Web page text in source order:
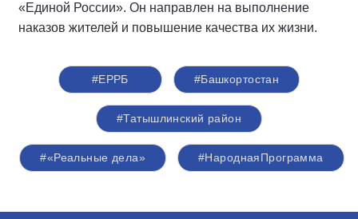
«Единой России». Он направлен на выполнение
наказов жителей и повышение качества их жизни.
#ЕРРБ #Башкортостан
#Татышлинский район
#«Реальные дела» #НароднаяПрограмма